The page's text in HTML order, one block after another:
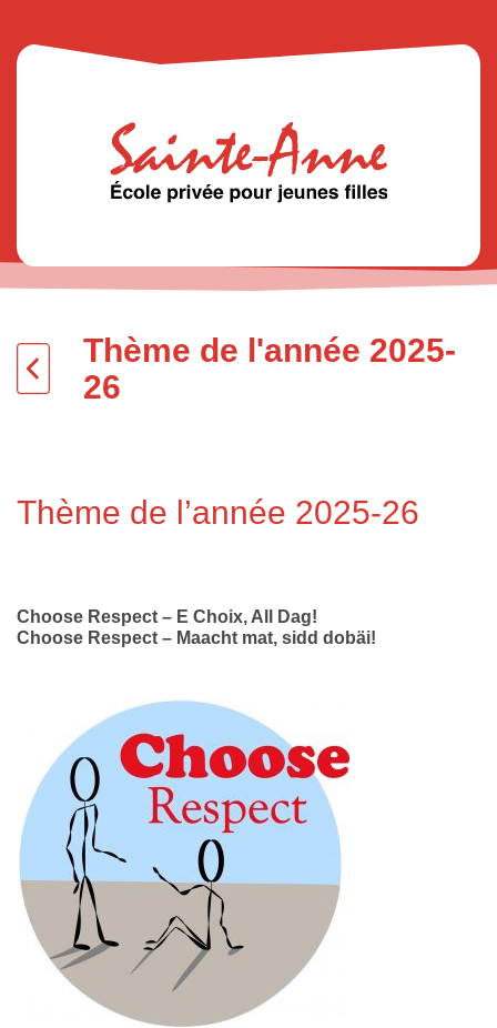
Thème de l'année 2025-
26
Thème de l’année 2025-26
Choose Respect – E Choix, All Dag!
Choose Respect – Maacht mat, sidd dobäi!